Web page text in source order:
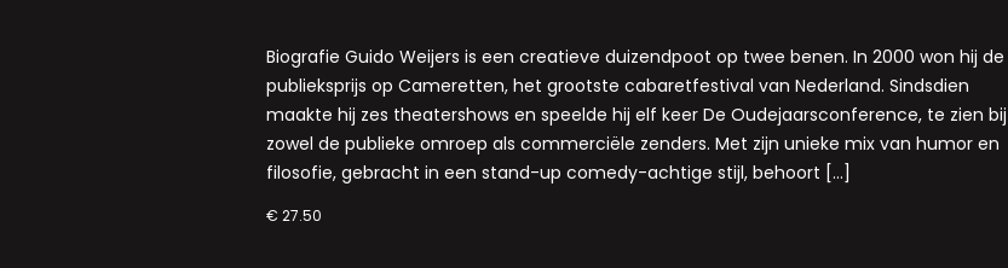
Biografie Guido Weijers is een creatieve duizendpoot op twee benen. In 2000 won hij de
publieksprijs op Cameretten, het grootste cabaretfestival van Nederland. Sindsdien
maakte hij zes theatershows en speelde hij elf keer De Oudejaarsconference, te zien bij
zowel de publieke omroep als commerciële zenders. Met zijn unieke mix van humor en
filosofie, gebracht in een stand-up comedy-achtige stijl, behoort […]
€ 27.50